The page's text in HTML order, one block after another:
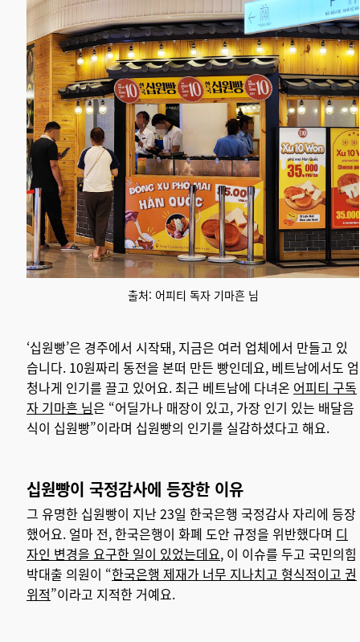
출처: 어피티 독자 기마흔 님
‘십원빵’은 경주에서 시작돼, 지금은 여러 업체에서 만들고 있
습니다. 10원짜리 동전을 본떠 만든 빵인데요, 베트남에서도 엄
청나게 인기를 끌고 있어요. 최근 베트남에 다녀온 어피티 구독
자 기마흔 님은 “어딜가나 매장이 있고, 가장 인기 있는 배달음
식이 십원빵”이라며 십원빵의 인기를 실감하셨다고 해요.
십원빵이 국정감사에 등장한 이유
그 유명한 십원빵이 지난 23일 한국은행 국정감사 자리에 등장
했어요. 얼마 전, 한국은행이 화폐 도안 규정을 위반했다며 디
자인 변경을 요구한 일이 있었는데요, 이 이슈를 두고 국민의힘
박대출 의원이 “한국은행 제재가 너무 지나치고 형식적이고 권
위적”이라고 지적한 거예요.